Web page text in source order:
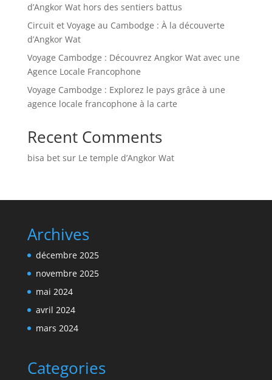
d’Angkor Wat hors des sentiers battus
Circuit et Voyage au Cambodge : À la découverte
d’Angkor Wat
Voyage Cambodge : Découvrez Angkor Wat avec une
Agence Locale Francophone
Voyage Cambodge : Explorez le pays grâce à une
agence locale francophone à la carte
Recent Comments
bisa betsur Le temple d’Angkor Wat
Archives
décembre 2025
novembre 2025
mai 2024
avril 2024
mars 2024
Categories